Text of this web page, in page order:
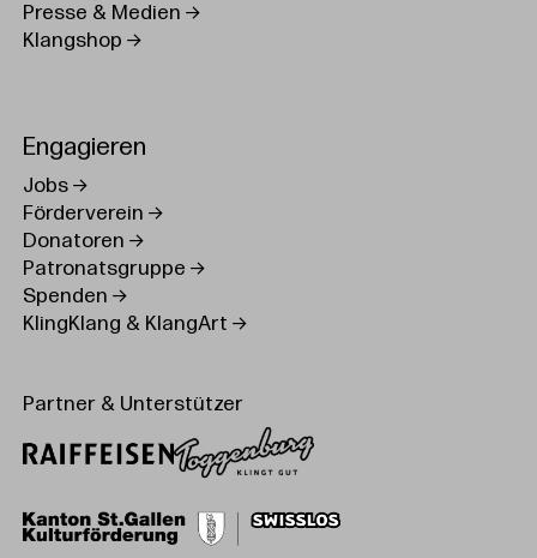
Presse & Medien
Klangshop
Engagieren
Jobs
Förderverein
Donatoren
Patronatsgruppe
Spenden
KlingKlang & KlangArt
Partner & Unterstützer